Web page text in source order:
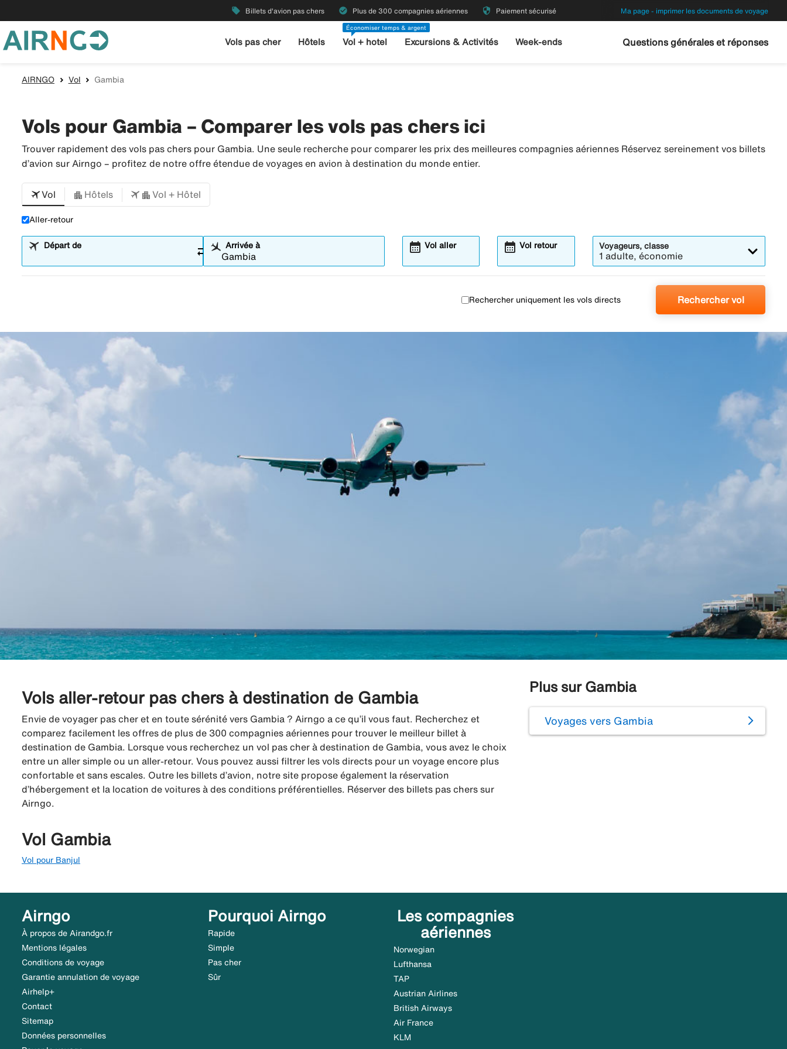
local_offer Billets d'avion pas chers check_circle Plus de 300 compagnies aériennes security Paiement sécurisé Ma page - imprimer les documents de voyage
Vols pas cher Hôtels
Économiser temps & argent
Vol + hotel Excursions & Activités Week-ends Questions générales et réponses
AIRNGO Vol Gambia
Vols pour Gambia – Comparer les vols pas chers ici
Trouver rapidement des vols pas chers pour Gambia. Une seule recherche pour comparer les prix des meilleures compagnies aériennes Réservez sereinement vos billets
d’avion sur Airngo – profitez de notre offre étendue de voyages en avion à destination du monde entier.
Vol Hôtels Vol + Hôtel
Aller-retour
Départ de sync_alt Arrivée à Vol aller
calendar_month Vol retour
calendar_month Voyageurs, classe
1 adulte, économie
Rechercher uniquement les vols directs Rechercher vol
Vols aller-retour pas chers à destination de Gambia
Envie de voyager pas cher et en toute sérénité vers Gambia ? Airngo a ce qu’il vous faut. Recherchez et
comparez facilement les offres de plus de 300 compagnies aériennes pour trouver le meilleur billet à
destination de Gambia. Lorsque vous recherchez un vol pas cher à destination de Gambia, vous avez le choix
entre un aller simple ou un aller-retour. Vous pouvez aussi filtrer les vols directs pour un voyage encore plus
confortable et sans escales. Outre les billets d’avion, notre site propose également la réservation
d’hébergement et la location de voitures à des conditions préférentielles. Réserver des billets pas chers sur
Airngo.
Plus sur Gambia
Voyages vers Gambia
Vol Gambia
Vol pour Banjul
Airngo
À propos de Airandgo.fr
Mentions légales
Conditions de voyage
Garantie annulation de voyage
Airhelp+
Contact
Sitemap
Données personnelles
Pourquoi Airngo
Rapide
Simple
Pas cher
Sûr
Les compagnies
aériennes
Norwegian
Lufthansa
TAP
Austrian Airlines
British Airways
Air France
KLM